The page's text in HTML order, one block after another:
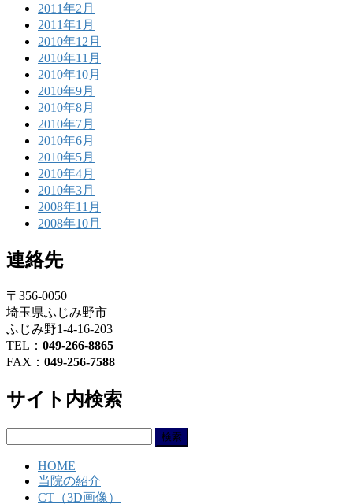
2011年2月
2011年1月
2010年12月
2010年11月
2010年10月
2010年9月
2010年8月
2010年7月
2010年6月
2010年5月
2010年4月
2010年3月
2008年11月
2008年10月
連絡先
〒356-0050
埼玉県ふじみ野市
ふじみ野1-4-16-203
TEL： 049-266-8865
FAX： 049-256-7588
サイト内検索
HOME
当院の紹介
CT（3D画像）